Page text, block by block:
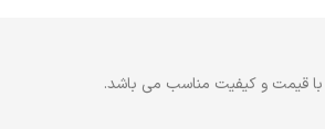
با قیمت و کیفیت مناسب می باشد.